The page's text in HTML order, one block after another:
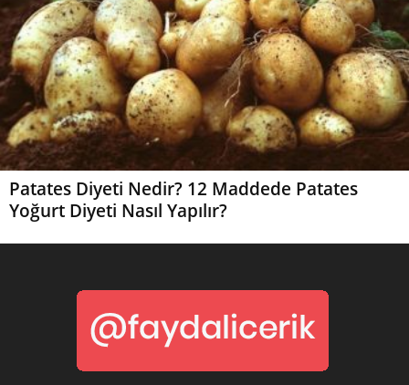
Patates Diyeti Nedir? 12 Maddede Patates
Yoğurt Diyeti Nasıl Yapılır?